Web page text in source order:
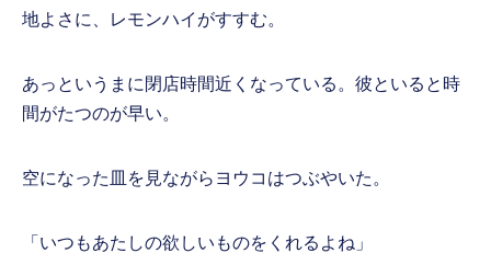
地よさに、レモンハイがすすむ。
あっというまに閉店時間近くなっている。彼といると時
間がたつのが早い。
空になった皿を見ながらヨウコはつぶやいた。
「いつもあたしの欲しいものをくれるよね」